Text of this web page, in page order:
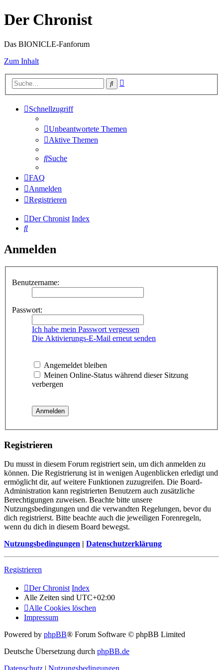
Der Chronist
Das BIONICLE-Fanforum
Zum Inhalt
Suche
Schnellzugriff
Unbeantwortete Themen
Aktive Themen
Suche
FAQ
Anmelden
Registrieren
Der Chronist Index
Suche
Anmelden
Benutzername:
Passwort:
Ich habe mein Passwort vergessen
Die Aktivierungs-E-Mail erneut senden
Angemeldet bleiben
Meinen Online-Status während dieser Sitzung
verbergen
Registrieren
Du musst in diesem Forum registriert sein, um dich anmelden zu
können. Die Registrierung ist in wenigen Augenblicken erledigt und
ermöglicht dir, auf weitere Funktionen zuzugreifen. Die Board-
Administration kann registrierten Benutzern auch zusätzliche
Berechtigungen zuweisen. Beachte bitte unsere
Nutzungsbedingungen und die verwandten Regelungen, bevor du
dich registrierst. Bitte beachte auch die jeweiligen Forenregeln,
wenn du dich in diesem Board bewegst.
Nutzungsbedingungen | Datenschutzerklärung
Registrieren
Der Chronist Index
Alle Zeiten sind UTC+02:00
Alle Cookies löschen
Impressum
Powered by phpBB® Forum Software © phpBB Limited
Deutsche Übersetzung durch phpBB.de